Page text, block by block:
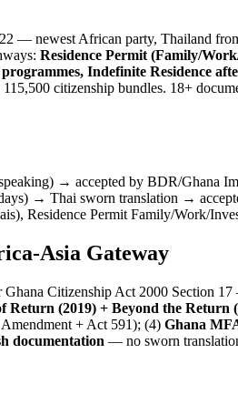
— newest African party, Thailand
Residence Permit (Family/
Indefinite Residence
citizenship bundles. 18+
→ accepted by BDR/Ghana
→ Thai sworn translation →
Residence Permit Family/Work/
Asia Gateway
Citizenship Act 2000 Section
Return (2019) + Beyond the Return
+ Act 591); (4) Ghana
documentation — no sworn